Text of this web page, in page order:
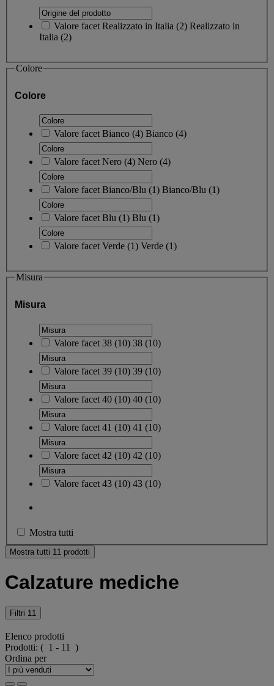
Valore facet Realizzato in Italia (2) Realizzato in
Italia (2)
Colore
Colore
Valore facet Bianco (4) Bianco (4)
Valore facet Nero (4) Nero (4)
Valore facet Bianco/Blu (1) Bianco/Blu (1)
Valore facet Blu (1) Blu (1)
Valore facet Verde (1) Verde (1)
Misura
Misura
Valore facet 38 (10) 38 (10)
Valore facet 39 (10) 39 (10)
Valore facet 40 (10) 40 (10)
Valore facet 41 (10) 41 (10)
Valore facet 42 (10) 42 (10)
Valore facet 43 (10) 43 (10)
Mostra tutti
Mostra tutti 11 prodotti
Calzature mediche
Filtri 11
Elenco prodotti
Prodotti: ( 1 - 11 )
Ordina per